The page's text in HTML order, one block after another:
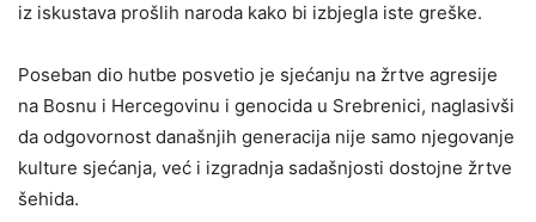
iz iskustava prošlih naroda kako bi izbjegla iste greške.
Poseban dio hutbe posvetio je sjećanju na žrtve agresije
na Bosnu i Hercegovinu i genocida u Srebrenici, naglasivši
da odgovornost današnjih generacija nije samo njegovanje
kulture sjećanja, već i izgradnja sadašnjosti dostojne žrtve
šehida.